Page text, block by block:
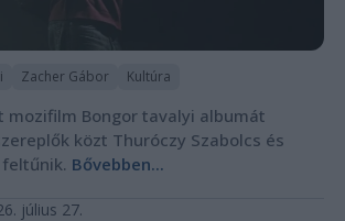
Zacher Gábor Kultúra
mozifilm Bongor tavalyi albumát
közt Thuróczy Szabolcs és
Bővebben...
július 27.